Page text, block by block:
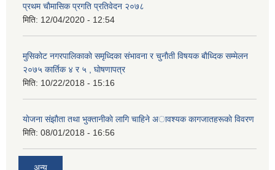
प्रथम चाैमासिक प्रगति प्रतिवेदन २०७८
मिति: 12/04/2020 - 12:54
मुसिकाेट नगरपालिकाकाे समृध्दिका संभावना र चुनाैती विषयक बाैध्दिक सम्मेलन
२०७५ कार्तिक ४ र ५ , घाेषणापत्र
मिति: 10/22/2018 - 15:16
याेजना संझाैता तथा भुक्तानीकाे लागि चाहिने अावश्यक कागजातहरूकाे विवरण
मिति: 08/01/2018 - 16:56
अन्य